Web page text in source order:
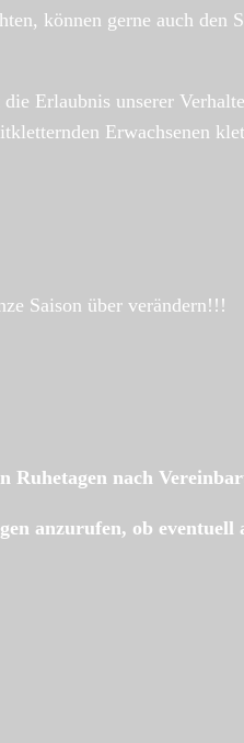
können gerne auch
Erlaubnis unserer
Erwachsenen
Saison über verändern!!!
Ruhetagen nach
anzurufen, ob